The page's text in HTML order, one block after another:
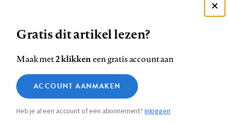
op
Facebook
op
LinkedIn
op
Bluesky
ons
op
InstagramYouTube
Footer
navigation
Contact Colofon Disclaimer Privacy
Medische vragen verdienen
betrouwbare antwoorden
Zie onze cookie policy
Functionele cookies
Analytische cookies
Marketing cookies
Gratis dit artikel lezen?
Maak met2 klikkeneen gratis account aan
ACCOUNT AANMAKEN
Heb je al een account of een abonnement? Inloggen